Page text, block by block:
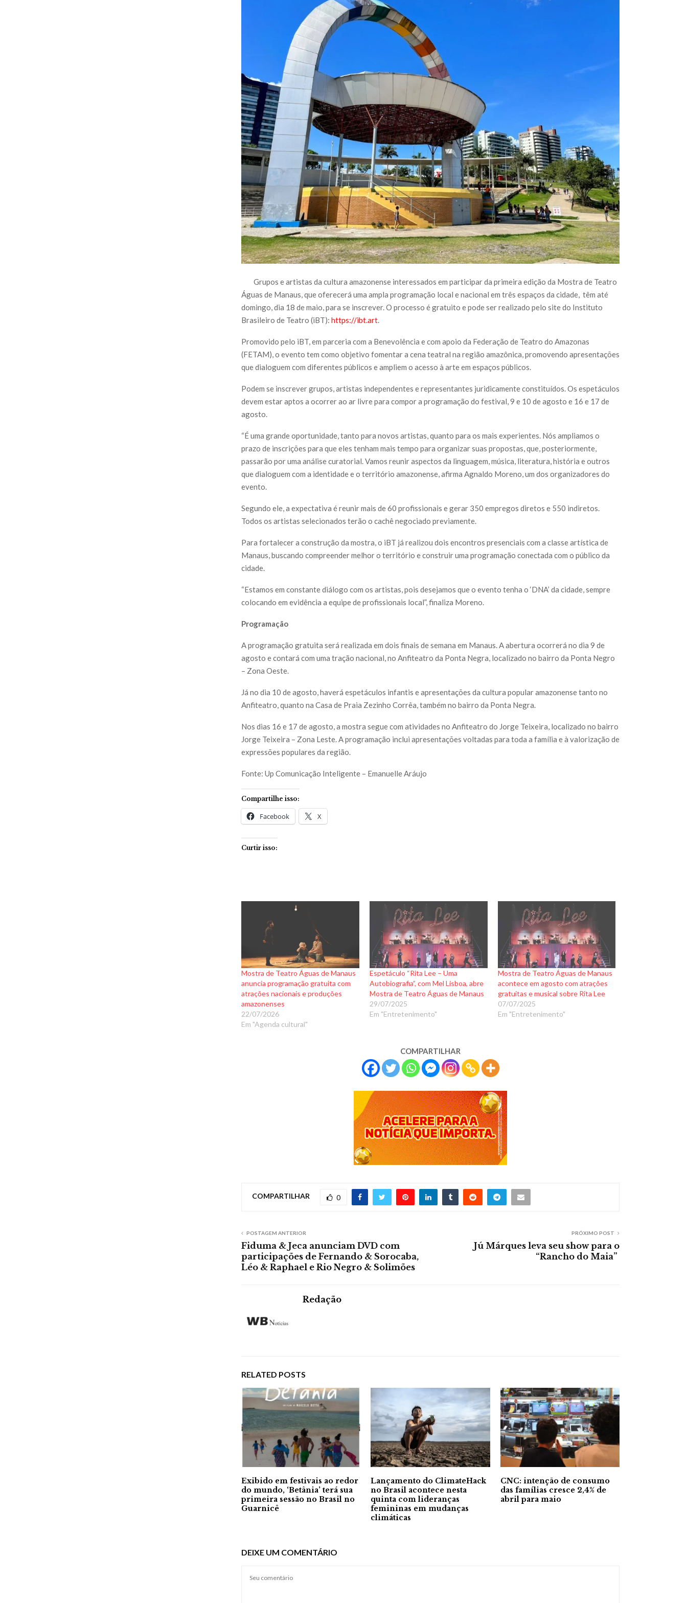
Grupos e artistas da cultura amazonense interessados em participar da primeira edição da Mostra de Teatro
Águas de Manaus, que oferecerá uma ampla programação local e nacional em três espaços da cidade, têm até
domingo, dia 18 de maio, para se inscrever. O processo é gratuito e pode ser realizado pelo site do Instituto
Brasileiro de Teatro (iBT): https://ibt.art
Promovido pelo iBT, em parceria com a Benevolência e com apoio da Federação de Teatro do Amazonas
(FETAM), o evento tem como objetivo fomentar a cena teatral na região amazônica, promovendo apresentações
que dialoguem com diferentes públicos e ampliem o acesso à arte em espaços públicos.
Podem se inscrever grupos, artistas independentes e representantes juridicamente constituídos. Os espetáculos
devem estar aptos a ocorrer ao ar livre para compor a programação do festival, 9 e 10 de agosto e 16 e 17 de
agosto.
“É uma grande oportunidade, tanto para novos artistas, quanto para os mais experientes. Nós ampliamos o
prazo de inscrições para que eles tenham mais tempo para organizar suas propostas, que, posteriormente,
passarão por uma análise curatorial. Vamos reunir aspectos da linguagem, música, literatura, história e outros
que dialoguem com a identidade e o território amazonense, afirma Agnaldo Moreno, um dos organizadores do
evento.
Segundo ele, a expectativa é reunir mais de 60 profissionais e gerar 350 empregos diretos e 550 indiretos.
Todos os artistas selecionados terão o cachê negociado previamente.
Para fortalecer a construção da mostra, o iBT já realizou dois encontros presenciais com a classe artística de
Manaus, buscando compreender melhor o território e construir uma programação conectada com o público da
cidade.
“Estamos em constante diálogo com os artistas, pois desejamos que o evento tenha o ‘DNA’ da cidade, sempre
colocando em evidência a equipe de profissionais local”, finaliza Moreno.
Programação
A programação gratuita será realizada em dois finais de semana em Manaus. A abertura ocorrerá no dia 9 de
agosto e contará com uma tração nacional, no Anfiteatro da Ponta Negra, localizado no bairro da Ponta Negro
– Zona Oeste.
Já no dia 10 de agosto, haverá espetáculos infantis e apresentações da cultura popular amazonense tanto no
Anfiteatro, quanto na Casa de Praia Zezinho Corrêa, também no bairro da Ponta Negra.
Nos dias 16 e 17 de agosto, a mostra segue com atividades no Anfiteatro do Jorge Teixeira, localizado no bairro
Jorge Teixeira – Zona Leste. A programação inclui apresentações voltadas para toda a família e à valorização de
expressões populares da região.
Fonte: Up Comunicação Inteligente – Emanuelle Aráujo
Compartilhe isso:
Facebook X
Curtir isso:
Mostra de Teatro Águas de Manaus
anuncia programação gratuita com
atrações nacionais e produções
amazonenses
22/07/2026
Em "Agenda cultural"
Espetáculo “Rita Lee – Uma
Autobiografia”, com Mel Lisboa, abre
Mostra de Teatro Águas de Manaus
29/07/2025
Em "Entretenimento"
Mostra de Teatro Águas de Manaus
acontece em agosto com atrações
gratuitas e musical sobre Rita Lee
07/07/2025
Em "Entretenimento"
COMPARTILHAR
COMPARTILHAR 0
POSTAGEM ANTERIOR
Fiduma & Jeca anunciam DVD com
participações de Fernando & Sorocaba,
Léo & Raphael e Rio Negro & Solimões
PRÓXIMO POST
Jú Márques leva seu show para o
“Rancho do Maia”
Redação
RELATED POSTS
Exibido em festivais ao redor
do mundo, ‘Betânia’ terá sua
primeira sessão no Brasil no
Guarnicê
Lançamento do ClimateHack
no Brasil acontece nesta
quinta com lideranças
femininas em mudanças
climáticas
CNC: intenção de consumo
das famílias cresce 2,4% de
abril para maio
DEIXE UM COMENTÁRIO